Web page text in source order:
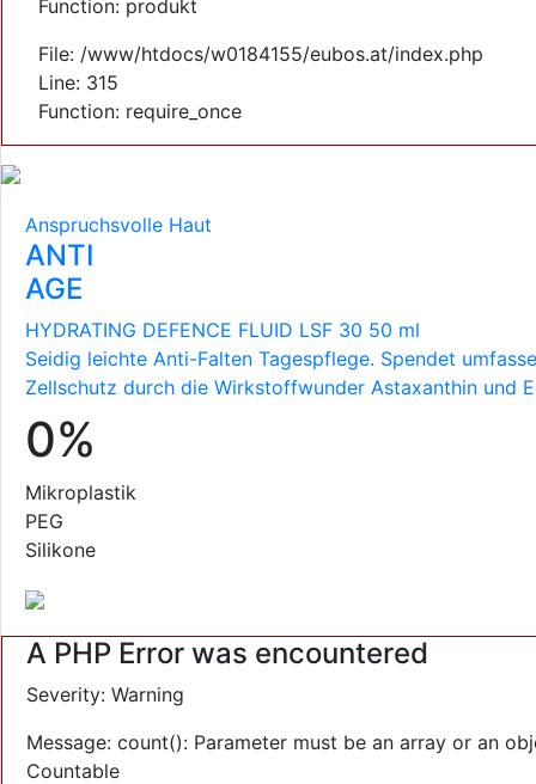
Function: produkt
File: /www/htdocs/w0184155/eubos.at/index.php
Line: 315
Function: require_once
Anspruchsvolle Haut
ANTI
AGE
HYDRATING DEFENCE FLUID LSF 30 50 ml
Seidig leichte Anti-Falten Tagespflege. Spendet
Zellschutz durch die Wirkstoffwunder Astaxanthin und
0%
Mikroplastik
PEG
Silikone
A PHP Error was encountered
Severity: Warning
Message: count(): Parameter must be an array or an
Countable